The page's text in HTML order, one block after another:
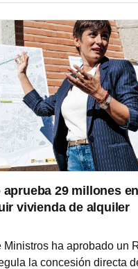
aprueba 29 millones
vivienda de alquiler
Ministros ha aprobado un
la concesión directa